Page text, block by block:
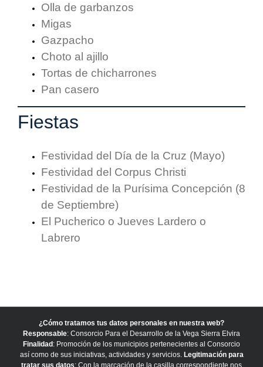
Olla de garbanzos
Migas
Gazpacho
Choto al ajillo
Tortas de chicharrones
Pan casero
Fiestas
Festividad del Día de la Cruz (Mayo)
Festividad del Corpus Christi
Festividad de la Purísima Concepción (8
de Septiembre)
El Pucherico o Jueves Lardero o
Labrero
¿Cómo tratamos tus datos personales en nuestra web?
Responsable: Consorcio Para el Desarrollo de la Vega Sierra Elvira
Finalidad : Promoción de los municipios pertenecientes al Consorcio
así como de sus iniciativas, actividades y servicios. Legitimación para
tratar sus datos: Con la marcación de la casilla correspondiente nos